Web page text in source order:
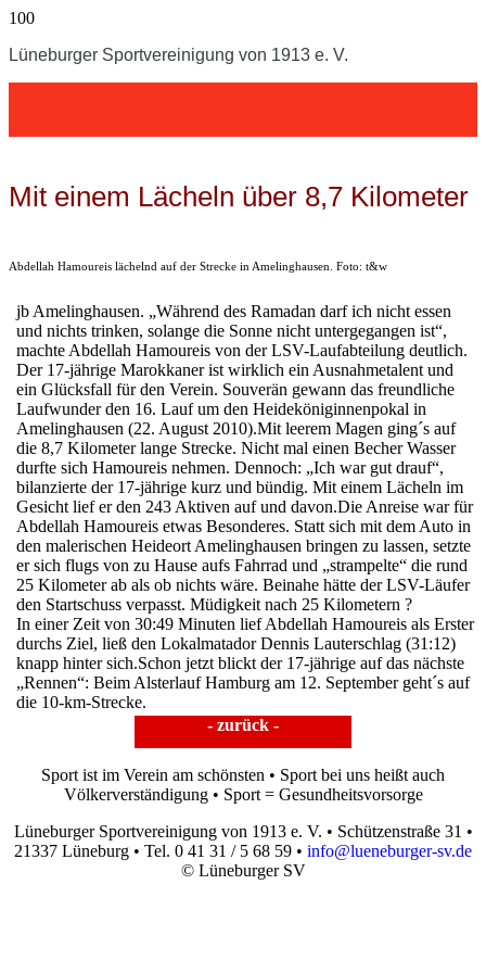
Lüneburger Sportvereinigung von 1913 e. V.
Mit einem Lächeln über 8,7 Kilometer
Abdellah Hamoureis lächelnd auf der Strecke in Amelinghausen. Foto: t&w
jb Amelinghausen. „Während des Ramadan darf ich nicht essen
und nichts trinken, solange die Sonne nicht untergegangen ist“,
machte Abdellah Hamoureis von der LSV-Laufabteilung deutlich.
Der 17-jährige Marokkaner ist wirklich ein Ausnahmetalent und
ein Glücksfall für den Verein. Souverän gewann das freundliche
Laufwunder den 16. Lauf um den Heideköniginnenpokal in
Amelinghausen (22. August 2010).Mit leerem Magen ging´s auf
die 8,7 Kilometer lange Strecke. Nicht mal einen Becher Wasser
durfte sich Hamoureis nehmen. Dennoch: „Ich war gut drauf“,
bilanzierte der 17-jährige kurz und bündig. Mit einem Lächeln im
Gesicht lief er den 243 Aktiven auf und davon.Die Anreise war für
Abdellah Hamoureis etwas Besonderes. Statt sich mit dem Auto in
den malerischen Heideort Amelinghausen bringen zu lassen, setzte
er sich flugs von zu Hause aufs Fahrrad und „strampelte“ die rund
25 Kilometer ab als ob nichts wäre. Beinahe hätte der LSV-Läufer
den Startschuss verpasst. Müdigkeit nach 25 Kilometern ?
In einer Zeit von 30:49 Minuten lief Abdellah Hamoureis als Erster
durchs Ziel, ließ den Lokalmatador Dennis Lauterschlag (31:12)
knapp hinter sich.Schon jetzt blickt der 17-jährige auf das nächste
„Rennen“: Beim Alsterlauf Hamburg am 12. September geht´s auf
die 10-km-Strecke.
- zurück -
Sport ist im Verein am schönsten • Sport bei uns heißt auch
Völkerverständigung • Sport = Gesundheitsvorsorge
Lüneburger Sportvereinigung von 1913 e. V. • Schützenstraße 31 •
21337 Lüneburg • Tel. 0 41 31 / 5 68 59 • info@lueneburger-sv.de
© Lüneburger SV